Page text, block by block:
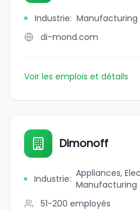
Industrie: Manufacturing
di-mond.com
Voir les emplois et détails
Dimonoff
Industrie: Appliances,
Manufacturing
51-200 employés